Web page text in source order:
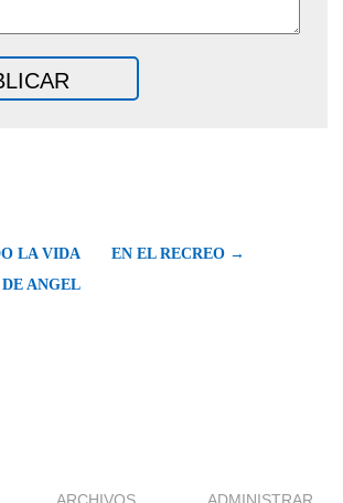
LA VIDA
DE ANGEL
EN EL RECREO →
ARCHIVOS ADMINISTRAR